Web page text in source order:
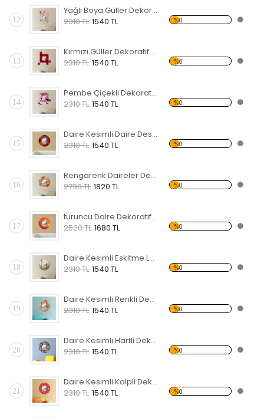
12
Yağlı Boya Güller Dekoratif Ahşap Çerçeveli Ayna
2310 TL 1540 TL %0
13
Kırmızı Güller Dekoratif Ahşap Çerçeveli Ayna
2310 TL 1540 TL %0
14
Pembe Çiçekli Dekoratif Ahşap Çerçeveli Ayna
2310 TL 1540 TL %0
15
Daire Kesimli Daire Desenli Dekoratif Ahşap Çerçeveli Ayna
2310 TL 1540 TL %0
16
Rengarenk Daireler Dekoratif Ahşap Çerçeveli Ayna
2730 TL 1820 TL %0
17
turuncu Daire Dekoratif Ahşap Çerçeveli Ayna
2520 TL 1680 TL %0
18
Daire Kesimli Eskitme Lamba ve Köprü Desenli Dekoratif Ahşap Çerçeveli Ayna
2310 TL 1540 TL %0
19
Daire Kesimli Renkli Desenli Dekoratif Ahşap Çerçeveli Ayna
2310 TL 1540 TL %0
20
Daire Kesimli Harfli Dekoratif Ahşap Çerçeveli Ayna
2310 TL 1540 TL %0
21
Daire Kesimli Kalpli Dekoratif Ahşap Çerçeveli Ayna
2310 TL 1540 TL %0